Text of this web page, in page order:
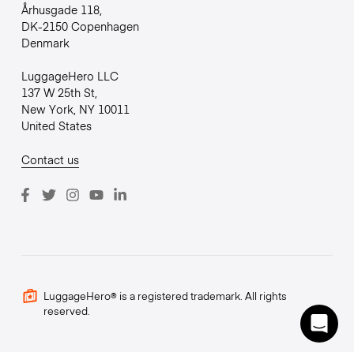
Århusgade 118,
DK-2150 Copenhagen
Denmark
LuggageHero LLC
137 W 25th St,
New York, NY 10011
United States
Contact us
LuggageHero® is a registered trademark. All rights
reserved.